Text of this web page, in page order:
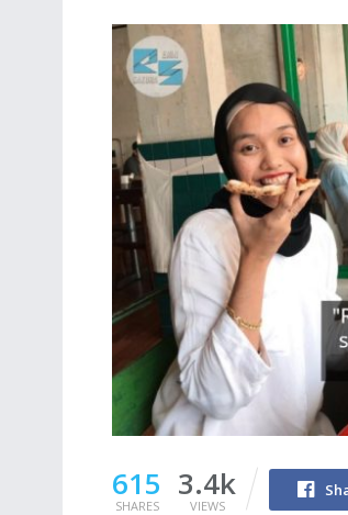
615
SHARES
3.4k
VIEWS